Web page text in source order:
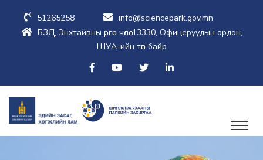
51265258
info@sciencepark.gov.mn
БЗД, Энхтайвны өргөн чөлөө-13330, Офицеруудын ордон,
ШУА-ийн төв байр